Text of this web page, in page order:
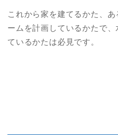
これから家を建てるかた、
ームを計画しているかたで
ているかたは必見です。